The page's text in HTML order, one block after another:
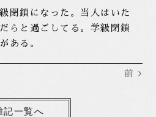
閉鎖になった。当人はいた
らと過ごしてる。学級閉鎖
ある。
前
記一覧へ